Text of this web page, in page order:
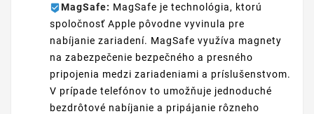
MagSafe: MagSafe je technológia, ktorú
spoločnosť Apple pôvodne vyvinula pre
nabíjanie zariadení. MagSafe využíva magnety
na zabezpečenie bezpečného a presného
pripojenia medzi zariadeniami a príslušenstvom.
V prípade telefónov to umožňuje jednoduché
bezdrôtové nabíjanie a pripájanie rôzneho